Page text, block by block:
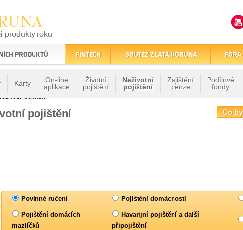
produkty roku
finančním trhu
PRODUKTŮ
Karty
On-line
aplikace
Životní
pojištění
Neživotní
pojištění
Zajištění
penze
Podílové
fondy
FINTECH SOUTĚŽ ZLATÁ KORUNA
pojištění
Co
pojištění
Povinné ručení Pojištění domácnosti
Pojištění domácích
mazlíčků
Havarijní pojištění a další
připojištění